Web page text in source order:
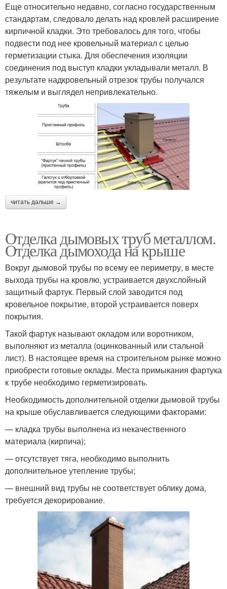
Еще относительно недавно, согласно государственным
стандартам, следовало делать над кровлей расширение
кирпичной кладки. Это требовалось для того, чтобы
подвести под нее кровельный материал с целью
герметизации стыка. Для обеспечения изоляции
соединения под выступ кладки укладывали металл. В
результате надкровельный отрезок трубы получался
тяжелым и выглядел непривлекательно.
читать дальше →
Отделка дымовых труб металлом.
Отделка дымохода на крыше
Вокруг дымовой трубы по всему ее периметру, в месте
выхода трубы на кровлю, устраивается двухслойный
защитный фартук. Первый слой заводится под
кровельное покрытие, второй устраивается поверх
покрытия.
Такой фартук называют окладом или воротником,
выполняют из металла (оцинкованный или стальной
лист). В настоящее время на строительном рынке можно
приобрести готовые оклады. Места примыкания фартука
к трубе необходимо герметизировать.
Необходимость дополнительной отделки дымовой трубы
на крыше обуславливается следующими факторами:
— кладка трубы выполнена из некачественного
материала (кирпича);
— отсутствует тяга, необходимо выполнить
дополнительное утепление трубы;
— внешний вид трубы не соответствует облику дома,
требуется декорирование.